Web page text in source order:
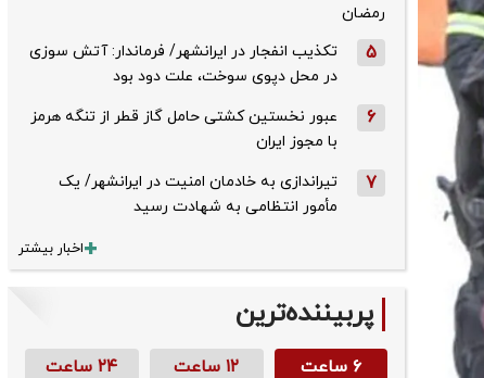
رمضان
5
تکذیب ‌انفجار در ایرانشهر/ فرماندار: آتش سوزی
در محل دپوی سوخت، علت دود بود
6
عبور نخستین کشتی حامل گاز قطر از تنگه هرمز
با مجوز ایران
7
تیراندازی به خادمان امنیت در ایرانشهر/ یک
مأمور انتظامی به شهادت رسید
اخبار بیشتر
پربیننده‌ترین
۶ ساعت ۱۲ ساعت ۲۴ ساعت